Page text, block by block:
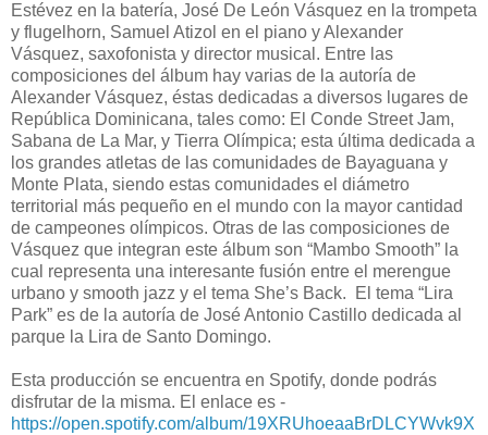
Estévez en la batería, José De León Vásquez en la trompeta
y flugelhorn, Samuel Atizol en el piano y Alexander
Vásquez, saxofonista y director musical. Entre las
composiciones del álbum hay varias de la autoría de
Alexander Vásquez, éstas dedicadas a diversos lugares de
República Dominicana, tales como: El Conde Street Jam,
Sabana de La Mar, y Tierra Olímpica; esta última dedicada a
los grandes atletas de las comunidades de Bayaguana y
Monte Plata, siendo estas comunidades el diámetro
territorial más pequeño en el mundo con la mayor cantidad
de campeones olímpicos. Otras de las composiciones de
Vásquez que integran este álbum son “Mambo Smooth” la
cual representa una interesante fusión entre el merengue
urbano y smooth jazz y el tema She’s Back. El tema “Lira
Park” es de la autoría de José Antonio Castillo dedicada al
parque la Lira de Santo Domingo.
Esta producción se encuentra en Spotify, donde podrás
disfrutar de la misma. El enlace es -
https://open.spotify.com/album/19XRUhoeaaBrDLCYWvk9X